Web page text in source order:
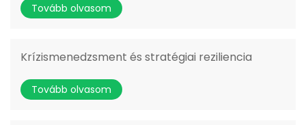
Tovább olvasom
Krízismenedzsment és stratégiai reziliencia
Tovább olvasom